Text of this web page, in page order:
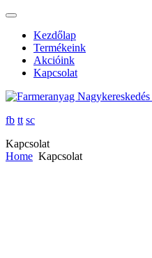
Kezdőlap
Termékeink
Akcióink
Kapcsolat
fb tt sc
Kapcsolat
Home Kapcsolat